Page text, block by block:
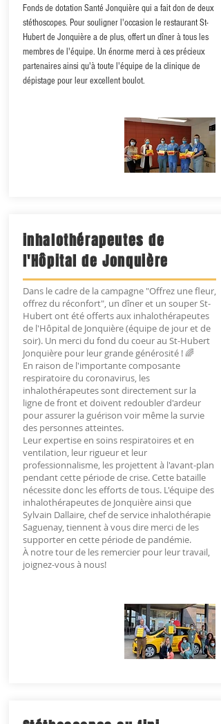
Fonds de dotation Santé Jonquière qui a fait don de deux
stéthoscopes. Pour souligner l'occasion le restaurant St-
Hubert de Jonquière a de plus, offert un dîner à tous les
membres de l'équipe. Un énorme merci à ces précieux
partenaires ainsi qu'à toute l'équipe de la clinique de
dépistage pour leur excellent boulot.
inhalothérapeutes de
l'Hôpital de Jonquière
Dans le cadre de la campagne "Offrez une fleur,
offrez du réconfort", un dîner et un souper St-
Hubert ont été offerts aux inhalothérapeutes
de l'Hôpital de Jonquière (équipe de jour et de
soir). Un merci du fond du coeur au St-Hubert
Jonquière pour leur grande générosité ! 🌈
En raison de l'importante composante
respiratoire du coronavirus, les
inhalothérapeutes sont directement sur la
ligne de front et doivent redoubler d'ardeur
pour assurer la guérison voir même la survie
des personnes atteintes.
Leur expertise en soins respiratoires et en
ventilation, leur rigueur et leur
professionnalisme, les projettent à l'avant-plan
pendant cette période de crise. Cette bataille
nécessite donc les efforts de tous. L'équipe des
inhalothérapeutes de Jonquière ainsi que
Sylvain Dallaire, chef de service inhalothérapie
Saguenay, tiennent à vous dire merci de les
supporter en cette période de pandémie.
À notre tour de les remercier pour leur travail,
joignez-vous à nous!